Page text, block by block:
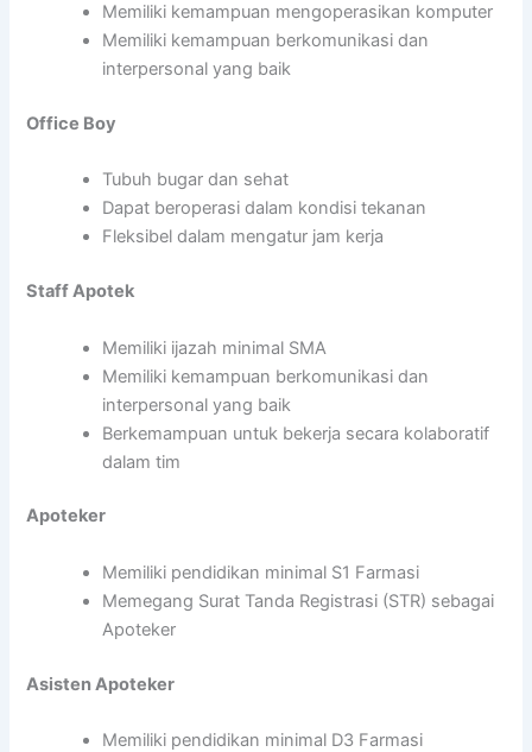
Memiliki kemampuan mengoperasikan komputer
Memiliki kemampuan berkomunikasi dan
interpersonal yang baik
Office Boy
Tubuh bugar dan sehat
Dapat beroperasi dalam kondisi tekanan
Fleksibel dalam mengatur jam kerja
Staff Apotek
Memiliki ijazah minimal SMA
Memiliki kemampuan berkomunikasi dan
interpersonal yang baik
Berkemampuan untuk bekerja secara kolaboratif
dalam tim
Apoteker
Memiliki pendidikan minimal S1 Farmasi
Memegang Surat Tanda Registrasi (STR) sebagai
Apoteker
Asisten Apoteker
Memiliki pendidikan minimal D3 Farmasi